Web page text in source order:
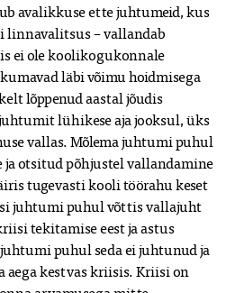
avalikkuse ette juhtumeid, kus
linnavalitsus – vallandab
ei ole koolikogukonnale
läbi võimu hoidmisega
lõppenud aastal jõudis
lühikese aja jooksul, üks
vallas. Mõlema juhtumi puhul
otsitud põhjustel vallandamine
tugevasti kooli töörahu keset
juhtumi puhul võttis vallajuht
tekitamise eest ja astus
puhul seda ei juhtunud ja
aega kestvas kriisis. Kriisi on